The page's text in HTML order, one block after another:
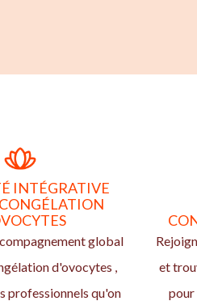
INTÉGRATIVE
global
d'ovocytes ,
professionnels qu'on
et
pour